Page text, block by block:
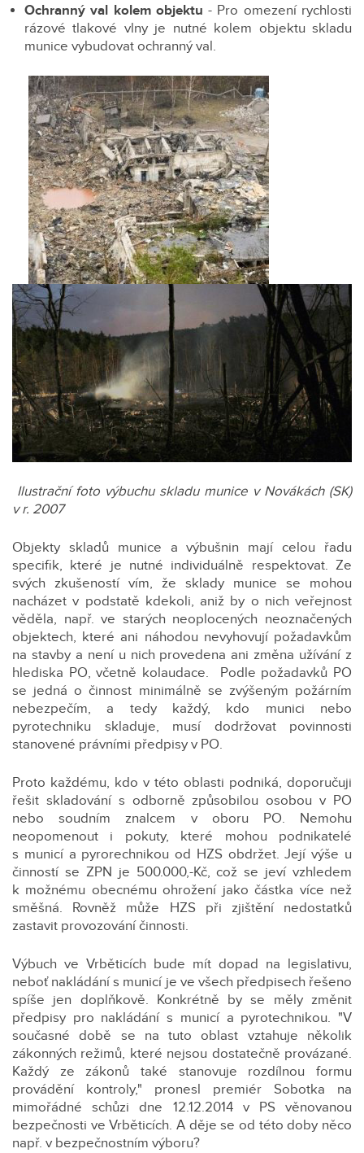
Ochranný val kolem objektu - Pro omezení rychlosti
rázové tlakové vlny je nutné kolem objektu skladu
munice vybudovat ochranný val.
Ilustrační foto výbuchu skladu munice v Novákách (SK)
v r. 2007
Objekty skladů munice a výbušnin mají celou řadu
specifik, které je nutné individuálně respektovat. Ze
svých zkušeností vím, že sklady munice se mohou
nacházet v podstatě kdekoli, aniž by o nich veřejnost
věděla, např. ve starých neoplocených neoznačených
objektech, které ani náhodou nevyhovují požadavkům
na stavby a není u nich provedena ani změna užívání z
hlediska PO, včetně kolaudace. Podle požadavků PO
se jedná o činnost minimálně se zvýšeným požárním
nebezpečím, a tedy každý, kdo munici nebo
pyrotechniku skladuje, musí dodržovat povinnosti
stanovené právními předpisy v PO.
Proto každému, kdo v této oblasti podniká, doporučuji
řešit skladování s odborně způsobilou osobou v PO
nebo soudním znalcem v oboru PO. Nemohu
neopomenout i pokuty, které mohou podnikatelé
s municí a pyrorechnikou od HZS obdržet. Její výše u
činností se ZPN je 500.000,-Kč, což se jeví vzhledem
k možnému obecnému ohrožení jako částka více než
směšná. Rovněž může HZS při zjištění nedostatků
zastavit provozování činnosti.
Výbuch ve Vrběticích bude mít dopad na legislativu,
neboť nakládání s municí je ve všech předpisech řešeno
spíše jen doplňkově. Konkrétně by se měly změnit
předpisy pro nakládání s municí a pyrotechnikou. "V
současné době se na tuto oblast vztahuje několik
zákonných režimů, které nejsou dostatečně provázané.
Každý ze zákonů také stanovuje rozdílnou formu
provádění kontroly," pronesl premiér Sobotka na
mimořádné schůzi dne 12.12.2014 v PS věnovanou
bezpečnosti ve Vrběticích. A děje se od této doby něco
např. v bezpečnostním výboru?